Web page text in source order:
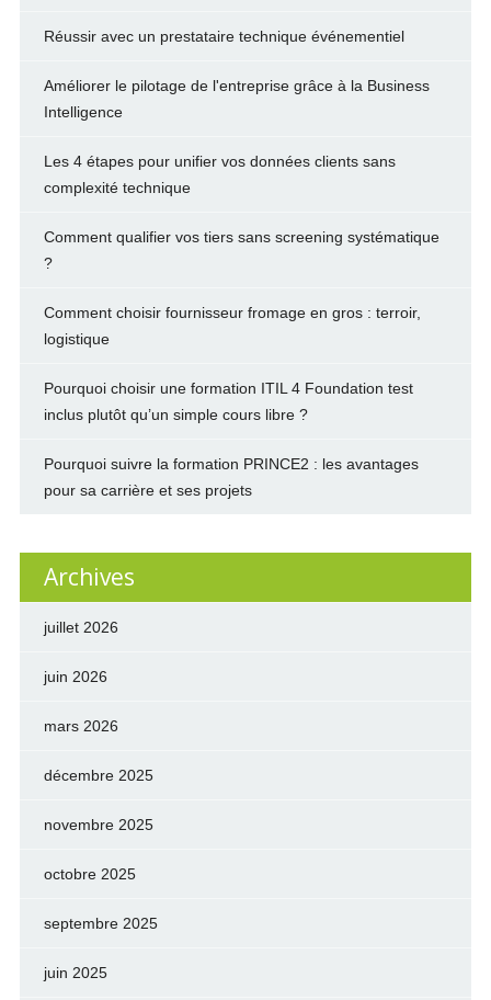
Réussir avec un prestataire technique événementiel
Améliorer le pilotage de l'entreprise grâce à la Business
Intelligence
Les 4 étapes pour unifier vos données clients sans
complexité technique
Comment qualifier vos tiers sans screening systématique
?
Comment choisir fournisseur fromage en gros : terroir,
logistique
Pourquoi choisir une formation ITIL 4 Foundation test
inclus plutôt qu’un simple cours libre ?
Pourquoi suivre la formation PRINCE2 : les avantages
pour sa carrière et ses projets
Archives
juillet 2026
juin 2026
mars 2026
décembre 2025
novembre 2025
octobre 2025
septembre 2025
juin 2025